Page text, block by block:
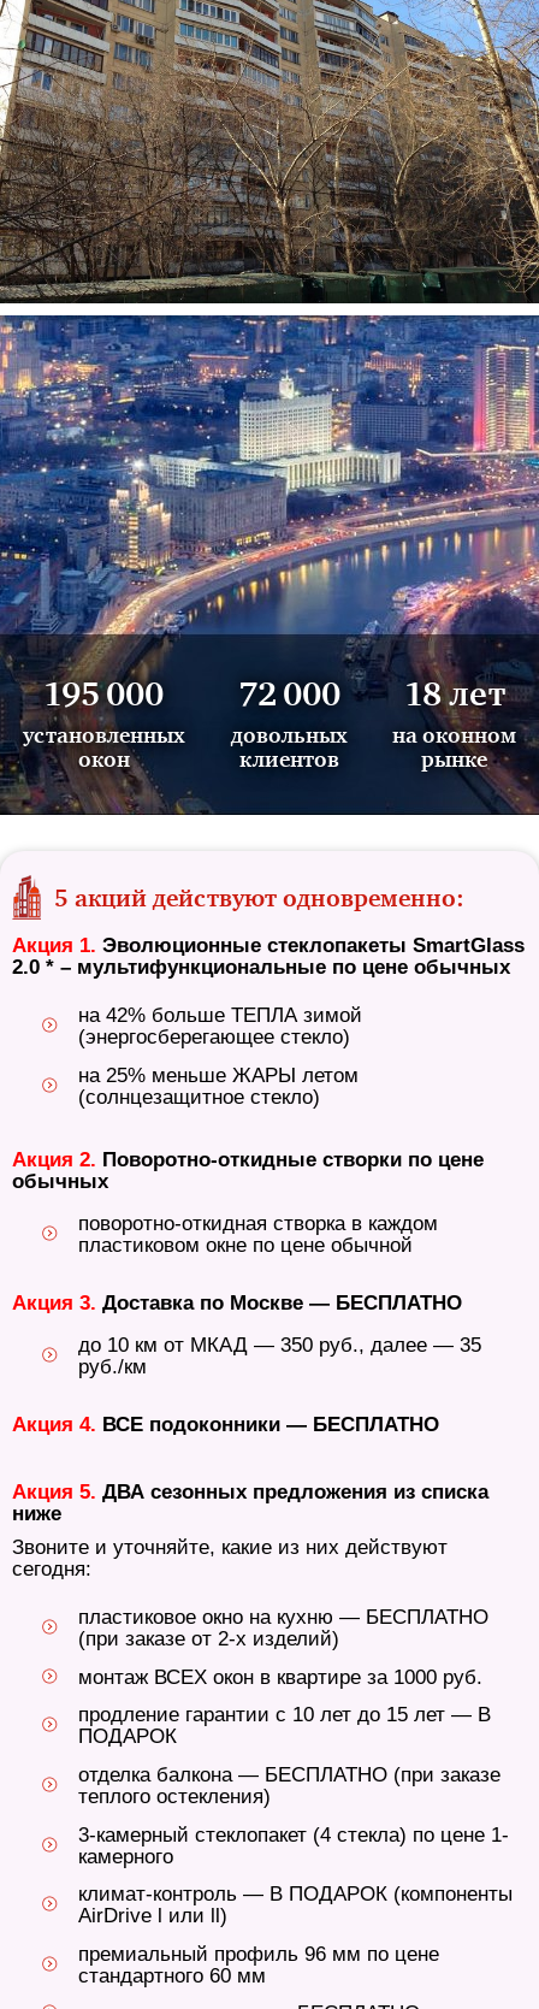
195 000
установленных
окон
72 000
довольных
клиентов
18 лет
на оконном
рынке
5 акций действуют одновременно:
Акция 1. Эволюционные стеклопакеты SmartGlass
2.0 * – мультифункциональные по цене обычных
на 42% больше ТЕПЛА зимой
(энергосберегающее стекло)
на 25% меньше ЖАРЫ летом
(солнцезащитное стекло)
Акция 2. Поворотно-откидные створки по цене
обычных
поворотно-откидная створка в каждом
пластиковом окне по цене обычной
Акция 3. Доставка по Москве — БЕСПЛАТНО
до 10 км от МКАД — 350 руб., далее — 35
руб./км
Акция 4. ВСЕ подоконники — БЕСПЛАТНО
Акция 5. ДВА сезонных предложения из списка
ниже
Звоните и уточняйте, какие из них действуют
сегодня:
пластиковое окно на кухню — БЕСПЛАТНО
(при заказе от 2-х изделий)
монтаж ВСЕХ окон в квартире за 1000 руб.
продление гарантии с 10 лет до 15 лет — В
ПОДАРОК
отделка балкона — БЕСПЛАТНО (при заказе
теплого остекления)
3-камерный стеклопакет (4 стекла) по цене 1-
камерного
климат-контроль — В ПОДАРОК (компоненты
AirDrive l или ll)
премиальный профиль 96 мм по цене
стандартного 60 мм